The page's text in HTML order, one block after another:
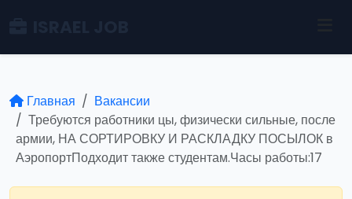
Главная
Вакансии
Требуются работники цы, физически сильные, после
армии, НА СОРТИРОВКУ И РАСКЛАДКУ ПОСЫЛОК в
АэропортПодходит также студентам.Часы работы:17